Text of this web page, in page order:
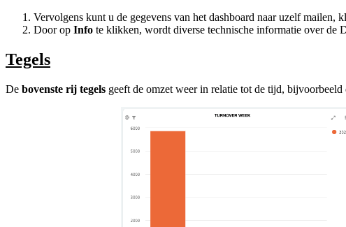
Vervolgens kunt u de gegevens van het dashboard naar uzelf mailen,
Door op Info te klikken, wordt diverse technische informatie over de
Tegels
De bovenste rij tegels geeft de omzet weer in relatie tot de tijd,